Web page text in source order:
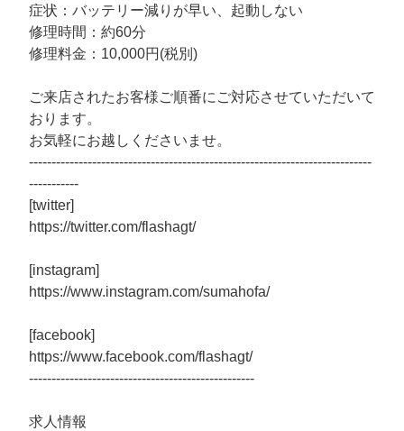
症状：バッテリー減りが早い、起動しない
修理時間：約60分
修理料金：10,000円(税別)
ご来店されたお客様ご順番にご対応させていただいて
おります。
お気軽にお越しくださいませ。
----------------------------------------------------------------------------
-----------
[twitter]
https://twitter.com/flashagt/
[instagram]
https://www.instagram.com/sumahofa/
[facebook]
https://www.facebook.com/flashagt/
--------------------------------------------------
求人情報